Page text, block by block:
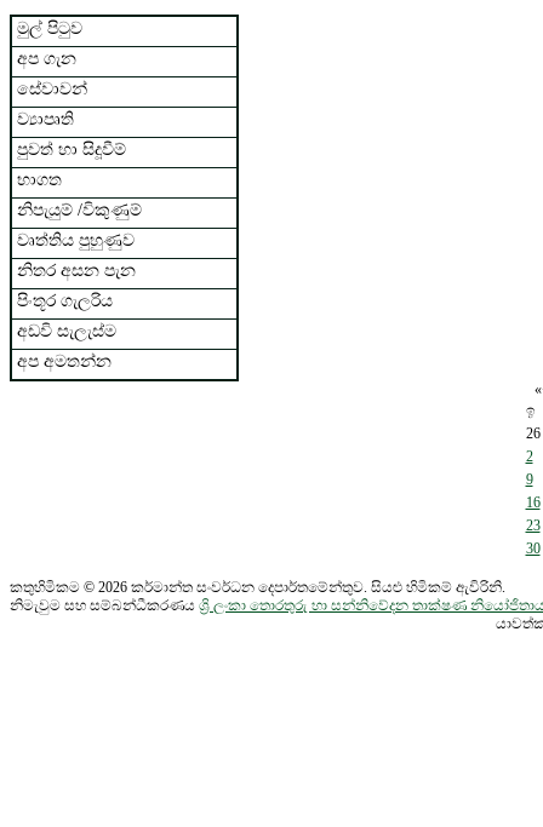
මුල් පිටුව
අප ගැන
සේවාවන්
ව්‍යාපෘති
පුවත් හා සිදූවීම්
භාගත
නිපැයුම් /විකුණුම්
වෘත්තිය පුහුණුව
නිතර අසන පැන
පිංතූර ගැලරිය
අඩවි සැලැස්ම
අප අමතන්න
«
ඉ
26
2
9
16
23
30
කතුහිමිකම © 2026 කර්මාන්ත සංවර්ධන දෙපාර්තමේන්තුව. සියළු හිමිකම් ඇවිරිනි.
නිමැවුම සහ සම්බන්ධීකරණය ශ්‍රි ලංකා තොරතුරු හා සන්නිවේදන තාක්ෂණ